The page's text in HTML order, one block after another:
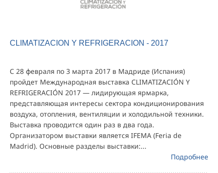
CLIMATIZACION Y REFRIGERACION - 2017
С 28 февраля по 3 марта 2017 в Мадриде (Испания)
пройдет Международная выставка CLIMATIZACIÓN Y
REFRIGERACIÓN 2017 — лидирующая ярмарка,
представляющая интересы сектора кондиционирования
воздуха, отопления, вентиляции и холодильной техники.
Выставка проводится один раз в два года.
Организатором выставки является IFEMA (Feria de
Madrid). Основные разделы выставки:...
Подробнее